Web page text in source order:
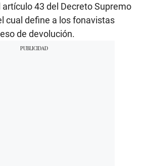
43 del Decreto Supremo
cual define a los fonavistas
de devolución.